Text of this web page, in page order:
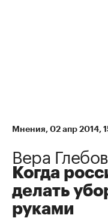
Мнения⁠, 02 апр 2014,
Вера
Когда
делать
руками